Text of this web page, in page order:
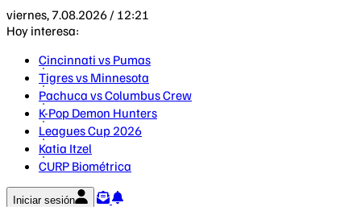
viernes, 7.08.2026 / 12:21
Hoy interesa:
Cincinnati vs Pumas
Tigres vs Minnesota
Pachuca vs Columbus Crew
K-Pop Demon Hunters
Leagues Cup 2026
Katia Itzel
CURP Biométrica
Iniciar sesión